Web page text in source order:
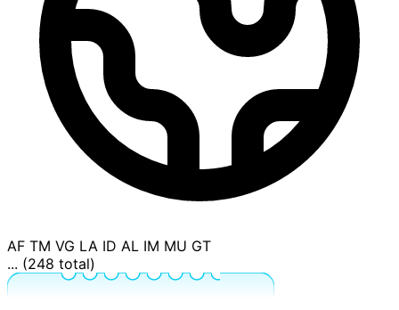
AF TM VG LA ID AL IM MU GT
... (248 total)